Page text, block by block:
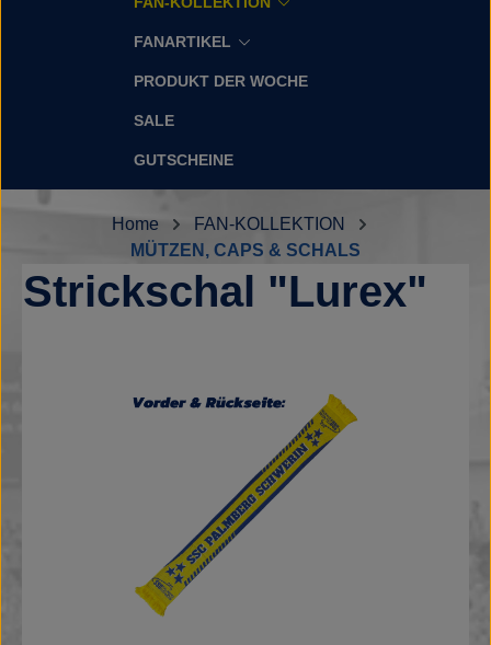
FANARTIKEL
PRODUKT DER WOCHE
SALE
GUTSCHEINE
Home
FAN-KOLLEKTION
MÜTZEN, CAPS & SCHALS
Strickschal "Lurex"